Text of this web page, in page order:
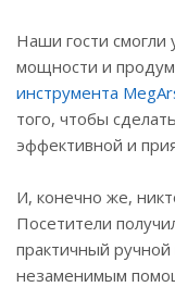
Наши гости смогли
мощности и
инструмента
того, чтобы
эффективной и
И, конечно же,
Посетители
практичный
незаменимым